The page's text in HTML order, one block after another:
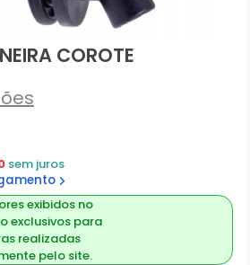
COROTE
sem juros
exibidos no
exclusivos para
realizadas
pelo site.